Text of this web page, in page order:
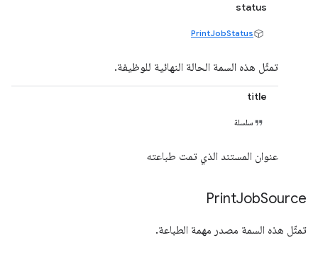
status
PrintJobStatus
تمثّل هذه السمة الحالة النهائية للوظيفة.
title
سلسلة
عنوان المستند الذي تمت طباعته
PrintJobSource
تمثّل هذه السمة مصدر مهمة الطباعة.